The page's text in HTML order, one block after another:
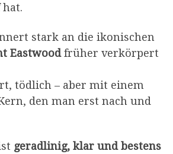
stark an die ikonischen
Eastwoodfrüher verkörpert
tödlich – aber mit einem
den man erst nach und
geradlinig, klar und bestens